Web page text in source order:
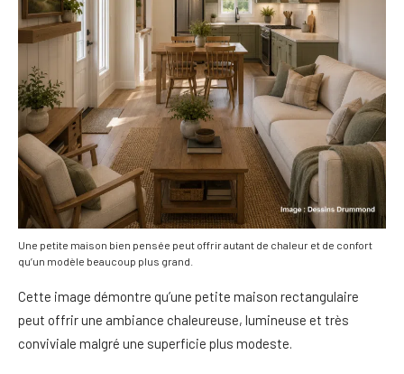
Une petite maison bien pensée peut offrir autant de chaleur et de confort
qu’un modèle beaucoup plus grand.
Cette image démontre qu’une petite maison rectangulaire
peut offrir une ambiance chaleureuse, lumineuse et très
conviviale malgré une superficie plus modeste.